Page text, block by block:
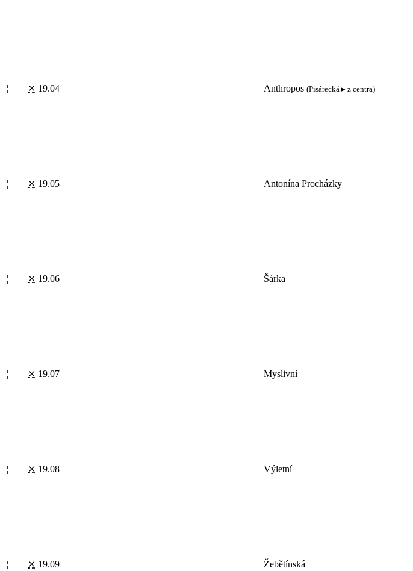
¦ ⨯ 19.04 Anthropos (Pisárecká ▸ z centra)
¦ ⨯ 19.05 Antonína Procházky
¦ ⨯ 19.06 Šárka
¦ ⨯ 19.07 Myslivní
¦ ⨯ 19.08 Výletní
¦ ⨯ 19.09 Žebětínská